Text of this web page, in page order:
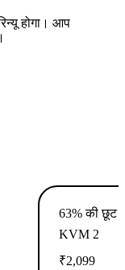
होगा। आप
63% की छूट
KVM 2
₹2,099